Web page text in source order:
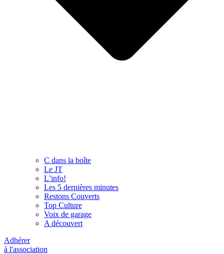
C dans la boîte
Le JT
L’info!
Les 5 dernières minutes
Restons Couverts
Top Culture
Voix de garage
A découvert
Adhérer
à l'association